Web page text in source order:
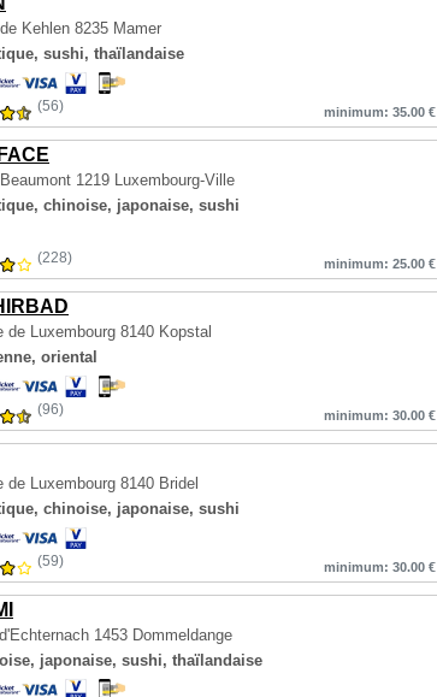
Kehlen 8235 Mamer
sushi, thaïlandaise
(56) minimum: 35.00 €
1219 Luxembourg-Ville
chinoise, japonaise, sushi
(228) minimum: 25.00 €
de Luxembourg 8140 Kopstal
oriental
(96) minimum: 30.00 €
de Luxembourg 8140 Bridel
chinoise, japonaise, sushi
(59) minimum: 30.00 €
1453 Dommeldange
japonaise, sushi, thaïlandaise